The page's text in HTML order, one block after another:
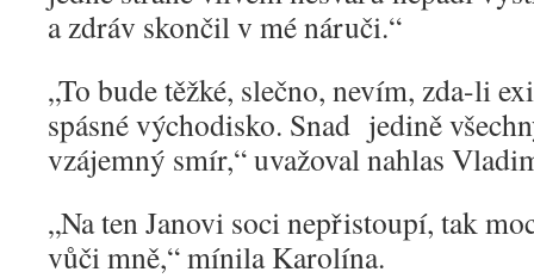
a zdráv skončil v mé náruči.“
„To bude těžké, slečno, nevím, zda-li
spásné východisko. Snad jedině
vzájemný smír,“ uvažoval nahlas
„Na ten Janovi soci nepřistoupí, tak
vůči mně,“ mínila Karolína.